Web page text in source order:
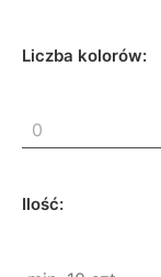
Liczba kolorów:
Ilość: